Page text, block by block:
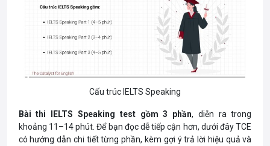
Cấu trúc IELTS Speaking
Bài thi IELTS Speaking test gồm 3 phần, diễn ra trong
khoảng 11–14 phút. Để bạn đọc dễ tiếp cận hơn, dưới đây TCE
có hướng dẫn chi tiết từng phần, kèm gợi ý trả lời hiệu quả và